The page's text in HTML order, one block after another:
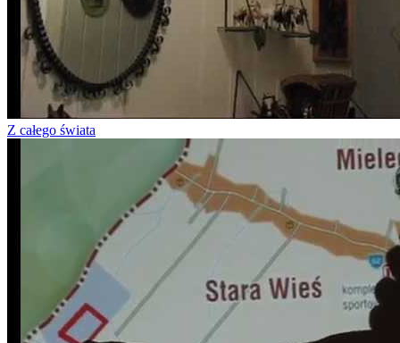
Z całego świata